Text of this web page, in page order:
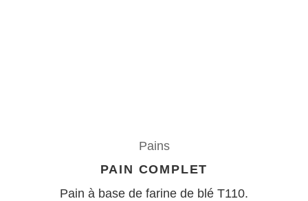
Pains
PAIN COMPLET
Pain à base de farine de blé T110.